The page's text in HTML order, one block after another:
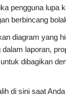
pengguna lupa
berbincang
diagram yang
dalam laporan,
dibagikan
di sini saat